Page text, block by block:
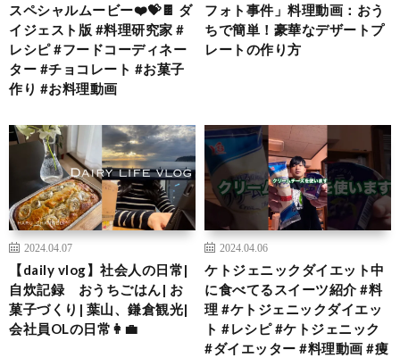
スペシャルムービー❤️💝🍫 ダ
イジェスト版 #料理研究家 #
レシピ #フードコーディネー
ター #チョコレート #お菓子
作り #お料理動画
フォト事件」料理動画：おう
ちで簡単！豪華なデザートプ
レートの作り方
2024.04.07
【daily vlog】社会人の日常|
自炊記録 おうちごはん| お
菓子づくり| 葉山、鎌倉観光|
会社員OLの日常👩‍💼
2024.04.06
ケトジェニックダイエット中
に食べてるスイーツ紹介 #料
理 #ケトジェニックダイエッ
ト #レシピ #ケトジェニック
#ダイエッター #料理動画 #痩